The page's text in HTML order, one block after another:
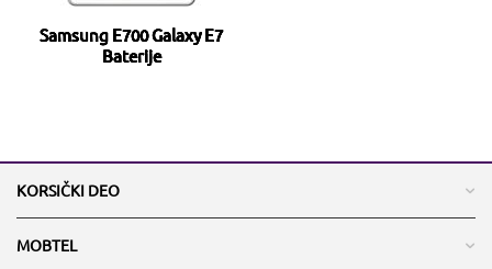
Samsung E700 Galaxy E7
Baterije
KORSIČKI DEO
MOBTEL